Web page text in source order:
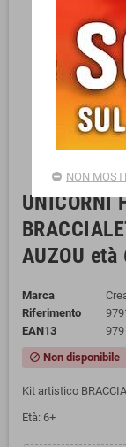
UNICORNI
AUZOU età
Marca
Riferimento
EAN13
block Non disponibile
Kit artistico
Età: 6+
NON